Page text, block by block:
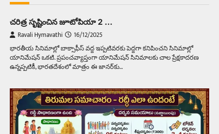
చరిత్ర సృష్టించిన జూటోపియా 2 …
Ravali Hymavathi 16/12/2025
భారతీయ సినిమాల్లో బాక్సాఫీస్ వద్ద ఇప్పటివరకు పెద్దగా కనిపించని సినిమాల్లో
యానిమేషన్ ఒకటి. ప్రపంచవ్యాప్తంగా యానిమేషన్ సినిమాలకు చాల ప్రేక్షకాదరణ
ఉన్నప్పటికీ, భారతదేశంలో మాత్రం ఈ జానర్‌కు…